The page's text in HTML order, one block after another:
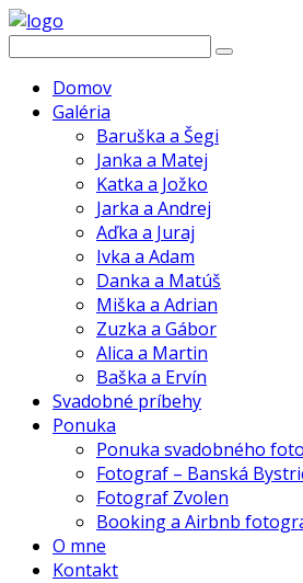
Domov
Galéria
Baruška a Šegi
Janka a Matej
Katka a Jožko
Jarka a Andrej
Aďka a Juraj
Ivka a Adam
Danka a Matúš
Miška a Adrian
Zuzka a Gábor
Alica a Martin
Baška a Ervín
Svadobné príbehy
Ponuka
Ponuka svadobného
Fotograf – Banská
Fotograf Zvolen
Booking a Airbnb
O mne
Kontakt